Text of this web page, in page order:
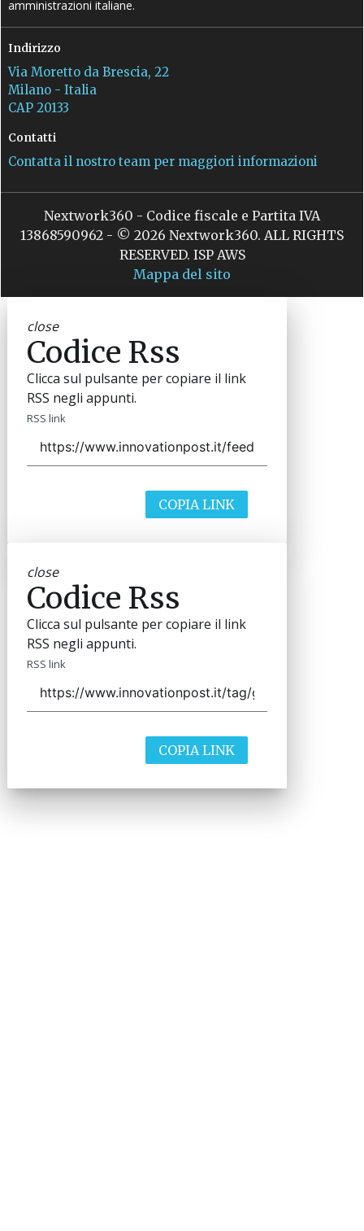
amministrazioni italiane.
Indirizzo
Via Moretto da Brescia, 22
Milano - Italia
CAP 20133
Contatti
Contatta il nostro team per maggiori informazioni
Nextwork360 - Codice fiscale e Partita IVA
13868590962 - © 2026 Nextwork360. ALL RIGHTS
RESERVED. ISP AWS
Mappa del sito
close
Codice Rss
Clicca sul pulsante per copiare il link
RSS negli appunti.
RSS link
COPIA LINK
close
Codice Rss
Clicca sul pulsante per copiare il link
RSS negli appunti.
RSS link
COPIA LINK